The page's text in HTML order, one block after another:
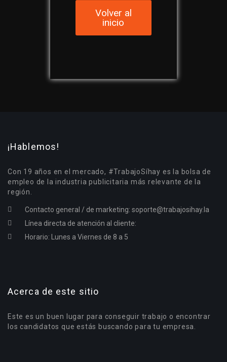
Volver al
inicio
¡Hablemos!
Con 19 años en el mercado, #TrabajoSíhay es la bolsa de
empleo de la industria publicitaria más relevante de la
región.
Contacto general / de marketing: soporte@trabajosihay.la
Línea directa de atención al cliente:
Horario: Lunes a Viernes de 8 a 5
Acerca de este sitio
Este es un buen lugar para conseguir trabajo o encontrar
los candidatos que estás buscando para tu empresa.